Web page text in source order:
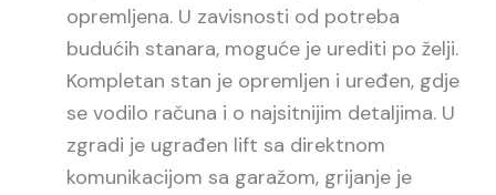
opremljena. U zavisnosti od potreba
budućih stanara, moguće je urediti po želji.
Kompletan stan je opremljen i uređen, gdje
se vodilo računa i o najsitnijim detaljima. U
zgradi je ugrađen lift sa direktnom
komunikacijom sa garažom, grijanje je